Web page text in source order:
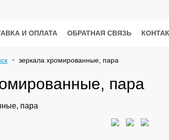
И ОПЛАТА ОБРАТНАЯ СВЯЗЬ
зеркала хромированные, пара
пара